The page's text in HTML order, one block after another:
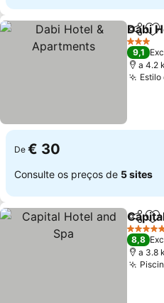
Dabi
3 Estrelas
9,1
a 4.2
De € 30
Consulte os preços de 5 sites
5 Estrelas
8,8
a 3.8